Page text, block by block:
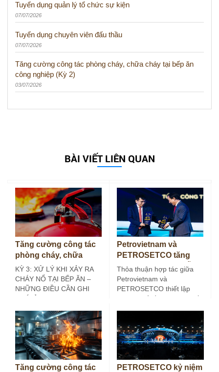
Tuyển dụng quản lý tổ chức sự kiện
07/07/2026
Tuyển dụng chuyên viên đấu thầu
07/07/2026
Tăng cường công tác phòng cháy, chữa cháy tại bếp ăn
công nghiệp (Kỳ 2)
03/07/2026
BÀI VIẾT LIÊN QUAN
Tăng cường công tác
phòng cháy, chữa
cháy tại bếp ăn công
nghiệp (Kỳ 3)
KỲ 3: XỬ LÝ KHI XẢY RA
CHÁY NỔ TẠI BẾP ĂN –
NHỮNG ĐIỀU CẦN GHI
Petrovietnam và
PETROSETCO tăng
cường liên kết chuỗi
dịch vụ năng lượng
Thỏa thuận hợp tác giữa
Petrovietnam và
PETROSETCO thiết lập
khuôn khổ đồng hành chiến
Tăng cường công tác
PETROSETCO kỷ niệm